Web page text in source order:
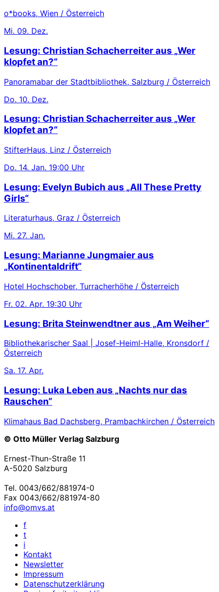
o*books, Wien / Österreich
Mi. 09. Dez.
Lesung: Christian Schacherreiter aus „Wer
klopfet an?“
Panoramabar der Stadtbibliothek, Salzburg / Österreich
Do. 10. Dez.
Lesung: Christian Schacherreiter aus „Wer
klopfet an?“
StifterHaus, Linz / Österreich
Do. 14. Jan. 19:00 Uhr
Lesung: Evelyn Bubich aus „All These Pretty
Girls“
Literaturhaus, Graz / Österreich
Mi. 27. Jan.
Lesung: Marianne Jungmaier aus
„Kontinentaldrift“
Hotel Hochschober, Turracherhöhe / Österreich
Fr. 02. Apr. 19:30 Uhr
Lesung: Brita Steinwendtner aus „Am Weiher“
Bibliothekarischer Saal | Josef-Heiml-Halle, Kronsdorf /
Österreich
Sa. 17. Apr.
Lesung: Luka Leben aus „Nachts nur das
Rauschen“
Klimahaus Bad Dachsberg, Prambachkirchen / Österreich
© Otto Müller Verlag Salzburg
Ernest-Thun-Straße 11
A-5020 Salzburg
Tel. 0043/662/881974-0
Fax 0043/662/881974-80
info@omvs.at
f
t
i
Kontakt
Newsletter
Impressum
Datenschutzerklärung